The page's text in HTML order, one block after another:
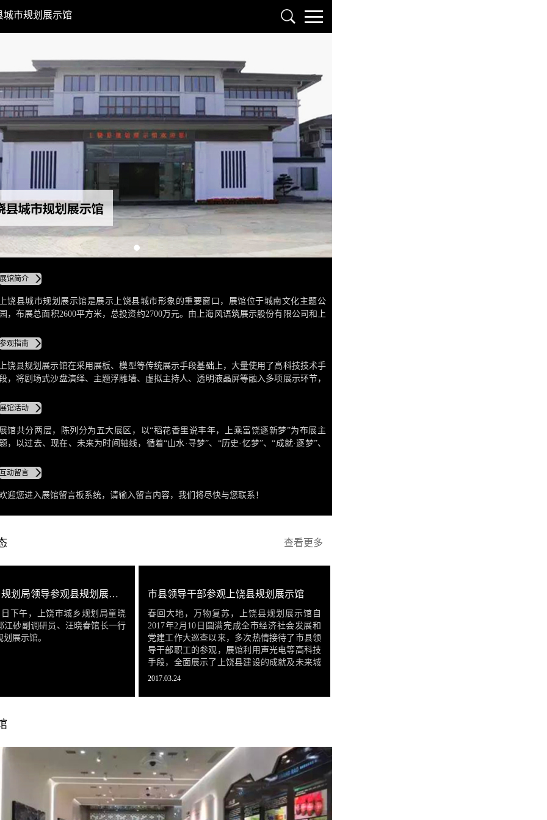
城市规划展示馆
馆简介
饶县城市规划展示馆是展示上饶县城市形象的重要窗口，展馆位于城南文化主题公
，布展总面积2600平方米，总投资约2700万元。由上海风语筑展示股份有限公司和上
划展示馆。
观指南
饶县规划展示馆在采用展板、模型等传统展示手段基础上，大量使用了高科技技术手
，将剧场式沙盘演绎、主题浮雕墙、虚拟主持人、透明液晶屏等融入多项展示环节，
影院、飞趣360、一站到底、VR自驾、互动拍照、3D立体画、MR技术等互动项目，
参观者在轻松的环境下，认识规划、了解规划和参与规划。
馆活动
馆共分两层，陈列分为五大展区，以“稻花香里说丰年，上乘富饶逐新梦”为布展主
，以过去、现在、未来为时间轴线，循着“山水·寻梦”、“历史·忆梦”、“成就·逐梦”、
，展示这座城市宜居、宜业、宜游的崭新面貌。
动留言
迎您进入展馆留言板系统，请输入留言内容，我们将尽快与您联系！
查看更多
上饶市城乡规划局领导参观县规划展示馆
日下午，上饶市城乡规划局童晓
江砂副调研员、汪晓春馆长一行
展示馆。
市县领导干部参观上饶县规划展示馆
春回大地，万物复苏，上饶县规划展示馆自
2017年2月10日圆满完成全市经济社会发展和
党建工作大巡查以来，多次热情接待了市县领
导干部职工的参观，展馆利用声光电等高科技
手段，全面展示了上饶县建设的成就及未来城
市规划远景，讲解员向各位来宾一一细致讲解
2017.03.24